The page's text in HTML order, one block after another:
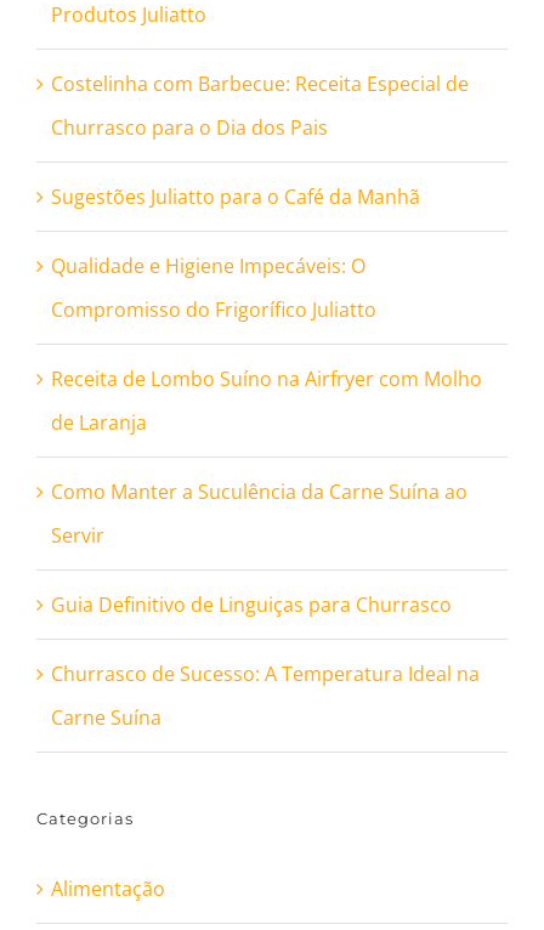
Produtos Juliatto
Costelinha com Barbecue: Receita Especial de
Churrasco para o Dia dos Pais
Sugestões Juliatto para o Café da Manhã
Qualidade e Higiene Impecáveis: O
Compromisso do Frigorífico Juliatto
Receita de Lombo Suíno na Airfryer com Molho
de Laranja
Como Manter a Suculência da Carne Suína ao
Servir
Guia Definitivo de Linguiças para Churrasco
Churrasco de Sucesso: A Temperatura Ideal na
Carne Suína
Categorias
Alimentação